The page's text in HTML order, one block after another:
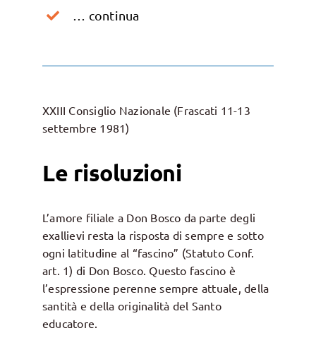
… continua
XXIII Consiglio Nazionale (Frascati 11-13
settembre 1981)
Le risoluzioni
L’amore filiale a Don Bosco da parte degli
exallievi resta la risposta di sempre e sotto
ogni latitudine al “fascino” (Statuto Conf.
art. 1) di Don Bosco. Questo fascino è
l’espressione perenne sempre attuale, della
santità e della originalità del Santo
educatore.